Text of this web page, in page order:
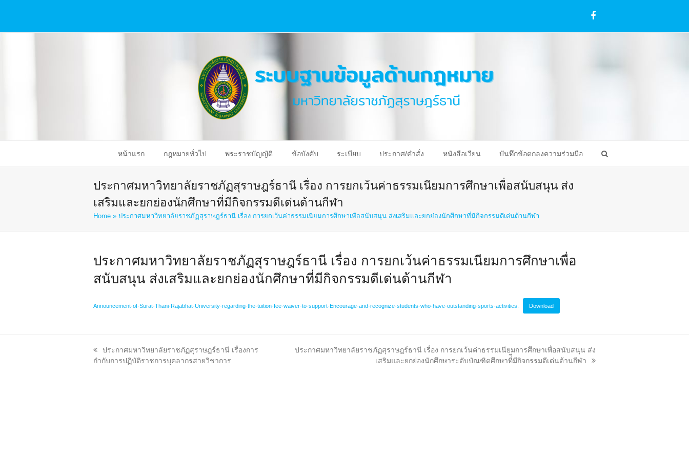
Facebook
หน้าแรก กฎหมายทั่วไป พระราชบัญญัติ ข้อบังคับ ระเบียบ ประกาศ/คำสั่ง หนังสือเวียน บันทึกข้อตกลงความร่วมมือ
ประกาศมหาวิทยาลัยราชภัฏสุราษฎร์ธานี เรื่อง การยกเว้นค่าธรรมเนียมการศึกษาเพื่อสนับสนุน ส่ง
เสริมและยกย่องนักศึกษาที่มีกิจกรรมดีเด่นด้านกีฬา
Home » ประกาศมหาวิทยาลัยราชภัฏสุราษฎร์ธานี เรื่อง การยกเว้นค่าธรรมเนียมการศึกษาเพื่อสนับสนุน ส่งเสริมและยกย่องนักศึกษาที่มีกิจกรรมดีเด่นด้านกีฬา
ประกาศมหาวิทยาลัยราชภัฏสุราษฎร์ธานี เรื่อง การยกเว้นค่าธรรมเนียมการศึกษาเพื่อ
สนับสนุน ส่งเสริมและยกย่องนักศึกษาที่มีกิจกรรมดีเด่นด้านกีฬา
Announcement-of-Surat-Thani-Rajabhat-University-regarding-the-tuition-fee-waiver-to-support-Encourage-and-recognize-students-who-have-outstanding-sports-activities. Download
previous
post:
ประกาศมหาวิทยาลัยราชภัฏสุราษฎร์ธานี เรื่องการ
กำกับการปฏิบัติราชการบุคลากรสายวิชาการ
next
ประกาศมหาวิทยาลัยราชภัฏสุราษฎร์ธานี เรื่อง การยกเว้นค่าธรรมเนียมการศึกษาเพื่อสนับสนุน ส่ง
เสริมและยกย่องนักศึกษาระดับบัณฑิตศึกษาที่ีมีกิจกรรมดีเด่นด้านกีฬา